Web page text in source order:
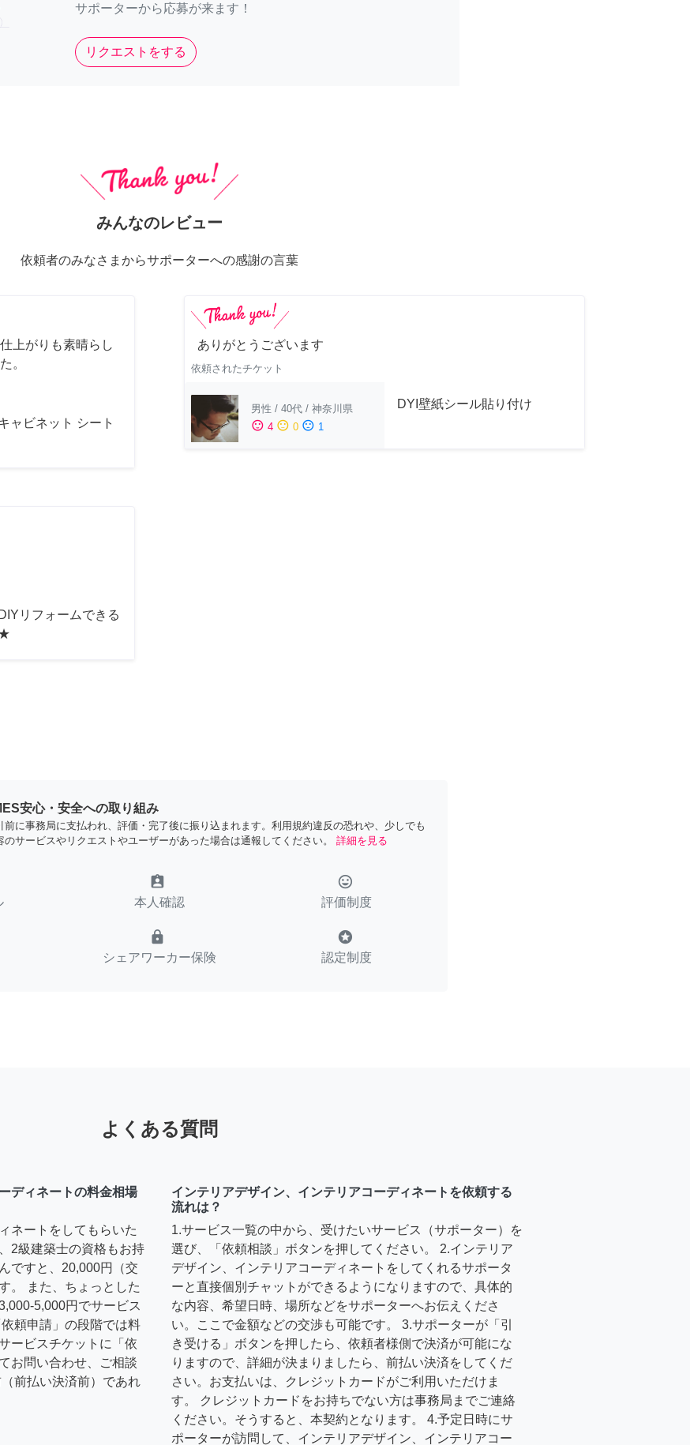
サポーターから応募が来ます！
リクエストをする
みんなのレビュー
依頼者のみなさまからサポーターへの感謝の言葉
上がりも素晴らし
。
ャビネット シート
ありがとうございます
依頼されたチケット
男性 / 40代 / 神奈川県
sentiment_satisfied 4 sentiment_neutral 0 sentiment_dissatisfied 1
DYI壁紙シール貼り付け
リフォームできる
安心・安全への取り組み
前に事務局に支払われ、評価・完了後に振り込まれます。利用規約違反の恐れや、少しでも
のサービスやリクエストやユーザーがあった場合は通報してください。
詳細を見る
assignment_ind
本人確認
tag_faces
評価制度
lock
シェアワーカー保険
stars
認定制度
よくある質問
ディネートの料金相場
ネートをしてもらいた
2級建築士の資格もお持
ですと、20,000円（交
。 また、ちょっとした
5,000円でサービス
頼申請」の段階では料
ービスチケットに「依
お問い合わせ、ご相談
前払い決済前）であれ
インテリアデザイン、インテリアコーディネートを依頼する
流れは？
1.サービス一覧の中から、受けたいサービス（サポーター）を
選び、「依頼相談」ボタンを押してください。 2.インテリア
デザイン、インテリアコーディネートをしてくれるサポータ
ーと直接個別チャットができるようになりますので、具体的
な内容、希望日時、場所などをサポーターへお伝えくださ
い。ここで金額などの交渉も可能です。 3.サポーターが「引
き受ける」ボタンを押したら、依頼者様側で決済が可能にな
りますので、詳細が決まりましたら、前払い決済をしてくだ
さい。お支払いは、クレジットカードがご利用いただけま
す。 クレジットカードをお持ちでない方は事務局までご連絡
ください。そうすると、本契約となります。 4.予定日時にサ
ポーターが訪問して、インテリアデザイン、インテリアコー